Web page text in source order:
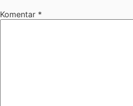
Komentar *